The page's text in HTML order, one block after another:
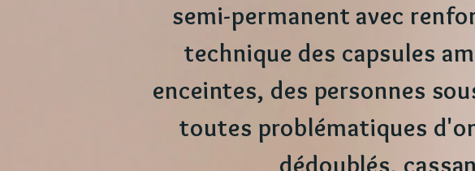
semi-permanent avec
technique des capsules
enceintes, des personnes
toutes problématiques
dédoublés,